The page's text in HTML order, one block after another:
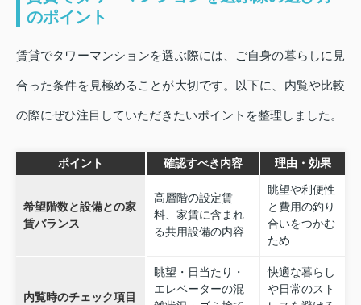
のポイント
賃貸でタワーマンションを選ぶ際には、ご自身の暮らしに見
合った条件を見極めることが大切です。以下に、内覧や比較
の際にぜひ注目していただきたいポイントを整理しました。
ポイント 確認すべき内容 理由・効果
希望階数と設備との家
賃バランス
高層階の設定賃
料、家賃に含まれ
る共用設備の内容
眺望や利便性
と費用の釣り
合いをつかむ
ため
内覧時のチェック項目
眺望・日当たり・
エレベーターの混
快適な暮らし
や日常のスト